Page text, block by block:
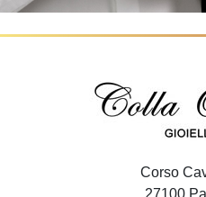
Corso